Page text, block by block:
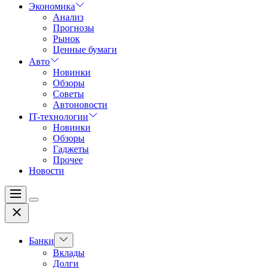
Экономика
Анализ
Прогнозы
Рынок
Ценные бумаги
Авто
Новинки
Обзоры
Советы
Автоновости
IT-технологии
Новинки
Обзоры
Гаджеты
Прочее
Новости
Меню
Цвет
Закрыть
Банки
Показать
подменю
Вклады
Долги